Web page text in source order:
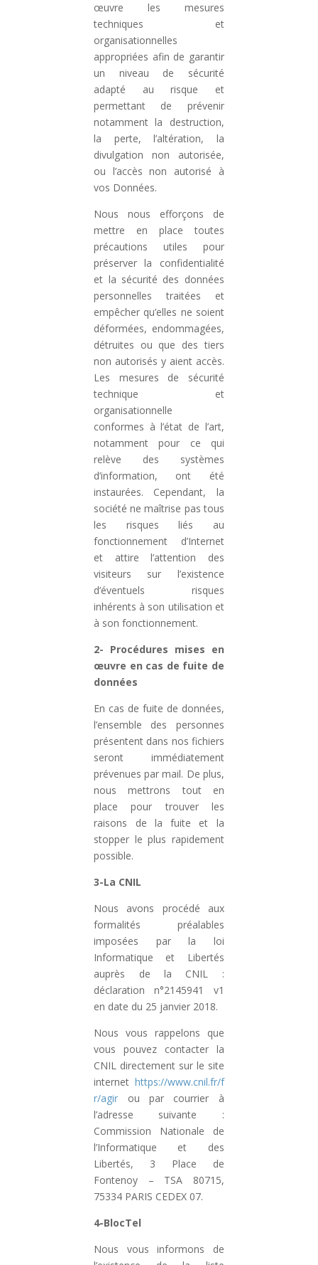
œuvre les mesures
techniques et
organisationnelles
appropriées afin de garantir
un niveau de sécurité
adapté au risque et
permettant de prévenir
notamment la destruction,
la perte, l’altération, la
divulgation non autorisée,
ou l’accès non autorisé à
vos Données.
Nous nous efforçons de
mettre en place toutes
précautions utiles pour
préserver la confidentialité
et la sécurité des données
personnelles traitées et
empêcher qu’elles ne soient
déformées, endommagées,
détruites ou que des tiers
non autorisés y aient accès.
Les mesures de sécurité
technique et
organisationnelle
conformes à l’état de l’art,
notamment pour ce qui
relève des systèmes
d’information, ont été
instaurées. Cependant, la
société ne maîtrise pas tous
les risques liés au
fonctionnement d’Internet
et attire l’attention des
visiteurs sur l’existence
d’éventuels risques
inhérents à son utilisation et
à son fonctionnement.
2- Procédures mises en
œuvre en cas de fuite de
données
En cas de fuite de données,
l’ensemble des personnes
présentent dans nos fichiers
seront immédiatement
prévenues par mail. De plus,
nous mettrons tout en
place pour trouver les
raisons de la fuite et la
stopper le plus rapidement
possible.
3-La CNIL
Nous avons procédé aux
formalités préalables
imposées par la loi
Informatique et Libertés
auprès de la CNIL :
déclaration n°2145941 v1
en date du 25 janvier 2018.
Nous vous rappelons que
vous pouvez contacter la
CNIL directement sur le site
internet https://www.cnil.fr/f
r/agir
ou par courrier à
l’adresse suivante :
Commission Nationale de
l’Informatique et des
Libertés, 3 Place de
Fontenoy – TSA 80715,
75334 PARIS CEDEX 07.
4-BlocTel
Nous vous informons de